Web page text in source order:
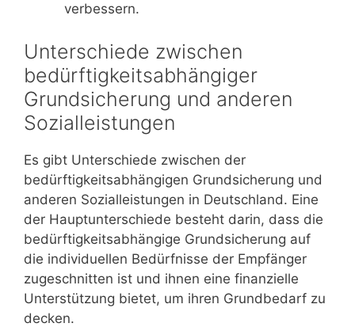
verbessern.
Unterschiede zwischen
bedürftigkeitsabhängiger
Grundsicherung und anderen
Sozialleistungen
Es gibt Unterschiede zwischen der
bedürftigkeitsabhängigen Grundsicherung und
anderen Sozialleistungen in Deutschland. Eine
der Hauptunterschiede besteht darin, dass die
bedürftigkeitsabhängige Grundsicherung auf
die individuellen Bedürfnisse der Empfänger
zugeschnitten ist und ihnen eine finanzielle
Unterstützung bietet, um ihren Grundbedarf zu
decken.